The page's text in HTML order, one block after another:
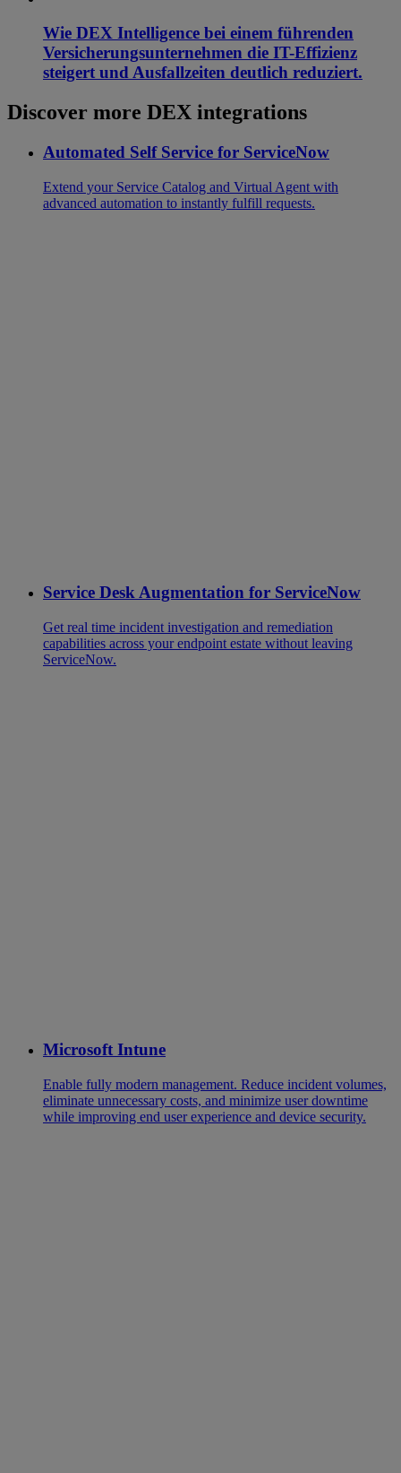
Wie DEX Intelligence bei einem führenden
Versicherungsunternehmen die IT-Effizienz
steigert und Ausfallzeiten deutlich reduziert.
Discover more DEX integrations
Automated Self Service for ServiceNow
Extend your Service Catalog and Virtual Agent with
advanced automation to instantly fulfill requests.
Service Desk Augmentation for ServiceNow
Get real time incident investigation and remediation
capabilities across your endpoint estate without leaving
ServiceNow.
Microsoft Intune
Enable fully modern management. Reduce incident volumes,
eliminate unnecessary costs, and minimize user downtime
while improving end user experience and device security.